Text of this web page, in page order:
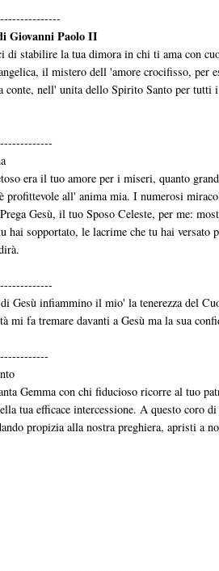
Giovanni Paolo II
di stabilire la tua dimora in chi ti ama con
il mistero dell 'amore crocifisso, per
conte, nell' unita dello Spirito Santo per tutti
era il tuo amore per i miseri, quanto
profittevole all' anima mia. I numerosi
Gesù, il tuo Sposo Celeste, per me:
sopportato, le lacrime che tu hai versato
Gesù infiammino il mio' la tenerezza del
mi fa tremare davanti a Gesù ma la sua
Gemma con chi fiducioso ricorre al tuo
tua efficace intercessione. A questo coro
propizia alla nostra preghiera, apristi a